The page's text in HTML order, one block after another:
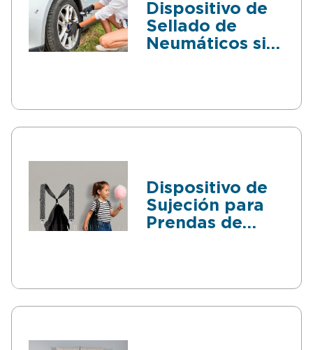
Dispositivo de
Sellado de
Neumáticos sin
Dispositivo de
Sujeción para
Prendas de